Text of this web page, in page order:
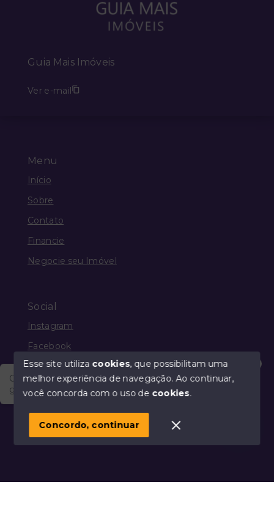
Menu
Início
Sobre
Contato
Financie
Negocie seu Imóvel
Social
Instagram
Facebook
© Copyright 2026 - Guia Mais Imóveis - Todos os
SITE PARA IMOBILIARIA
Guia Mais Imóveis
Ver e-mail
Olá, vim através do Portal Imobiliário Guia Mais e
gostaria de saber a respeito dos produtos e serviços
Esse site utiliza cookies, que possibilitam uma
melhor experiência de navegação.Ao continuar,
você concorda com o uso de cookies.
Concordo, continuar